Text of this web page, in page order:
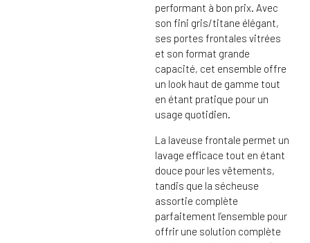
performant à bon prix. Avec
son fini gris/titane élégant,
ses portes frontales vitrées
et son format grande
capacité, cet ensemble offre
un look haut de gamme tout
en étant pratique pour un
usage quotidien.
La laveuse frontale permet un
lavage efficace tout en étant
douce pour les vêtements,
tandis que la sécheuse
assortie complète
parfaitement l’ensemble pour
offrir une solution complète